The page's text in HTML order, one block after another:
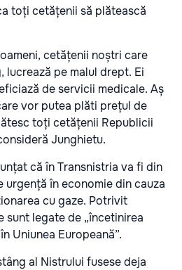
toți cetățenii să plătească
cetățenii noștri care
lucrează pe malul drept. Ei
de servicii medicale. Aș
vor putea plăti prețul de
toți cetățenii Republicii
Junghietu.
că în Transnistria va fi din
urgență în economie din cauza
cu gaze. Potrivit
legate de „încetinirea
Uniunea Europeană”.
al Nistrului fusese deja